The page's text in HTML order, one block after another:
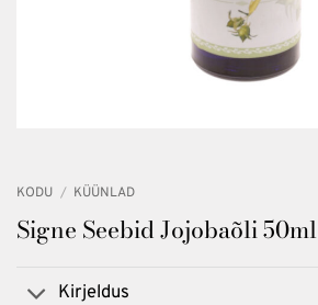
KODU / KÜÜNLAD
Signe Seebid Jojobaõli 50ml
Kirjeldus